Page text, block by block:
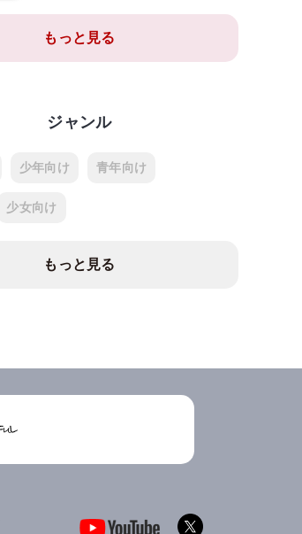
もっと見る
ジャンル
少年向け 青年向け
少女向け
もっと見る